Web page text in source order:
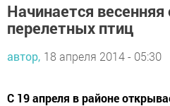
Начинается весенняя
перелетных птиц
автор, 18 апреля 2014 - 05:30
С 19 апреля в районе